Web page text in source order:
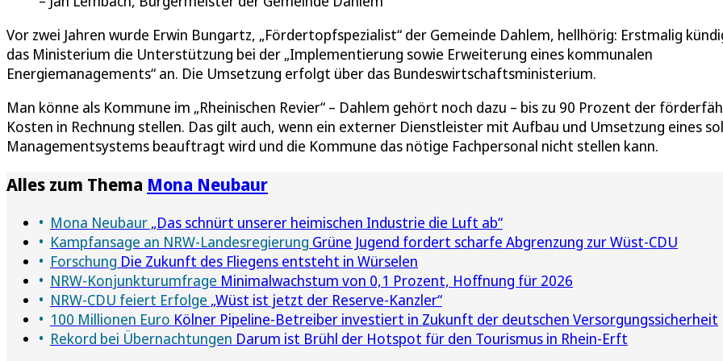
Vor zwei Jahren wurde Erwin Bungartz, „Fördertopfspezialist“ der Gemeinde Dahlem, hellhörig: Erstmalig
das Ministerium die Unterstützung bei der „Implementierung sowie Erweiterung eines kommunalen
Energiemanagements“ an. Die Umsetzung erfolgt über das Bundeswirtschaftsministerium.
Man könne als Kommune im „Rheinischen Revier“ – Dahlem gehört noch dazu – bis zu 90 Prozent der
Kosten in Rechnung stellen. Das gilt auch, wenn ein externer Dienstleister mit Aufbau und Umsetzung eines
Managementsystems beauftragt wird und die Kommune das nötige Fachpersonal nicht stellen kann.
Alles zum Thema Mona Neubaur
Mona Neubaur „Das schnürt unserer heimischen Industrie die Luft ab“
Kampfansage an NRW-Landesregierung Grüne Jugend fordert scharfe Abgrenzung zur Wüst-CDU
Forschung Die Zukunft des Fliegens entsteht in Würselen
NRW-Konjunkturumfrage Minimalwachstum von 0,1 Prozent, Hoffnung für 2026
NRW-CDU feiert Erfolge „Wüst ist jetzt der Reserve-Kanzler“
100 Millionen Euro Kölner Pipeline-Betreiber investiert in Zukunft der deutschen Versorgungssicherheit
Rekord bei Übernachtungen Darum ist Brühl der Hotspot für den Tourismus in Rhein-Erft